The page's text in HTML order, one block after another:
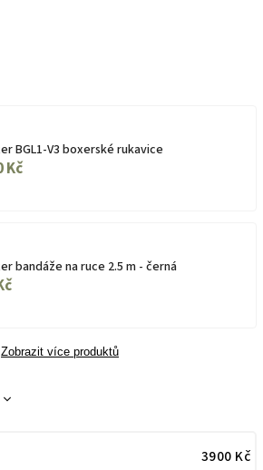
BGL1-V3 boxerské rukavice
Kč
bandáže na ruce 2.5 m - černá
Zobrazit více produktů
3900 Kč